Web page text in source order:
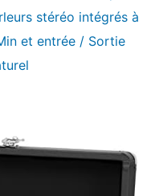
stéréo intégrés à
et entrée / Sortie